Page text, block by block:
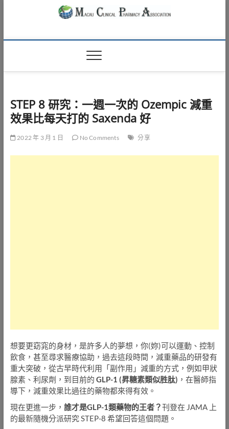
Macau Clinical
Pharmacy
Association
STEP 8 研究：一週一次的 Ozempic 減重
效果比每天打的 Saxenda 好
2022 年 3 月 1 日 No Comments 分享
想要更窈窕的身材，是許多人的夢想，你(妳)可以運動、控制
飲食，甚至尋求醫療協助，過去這段時間，減重藥品的研發有
重大突破，從古早時代利用「副作用」減重的方式，例如甲狀
腺素、利尿劑，到目前的 GLP-1 (昇糖素類似胜肽) ，在醫師指
導下，減重效果比過往的藥物都來得有效。
現在更進一步， 誰才是GLP-1類藥物的王者？刊登在 JAMA 上
的最新隨機分派研究 STEP-8 希望回答這個問題。